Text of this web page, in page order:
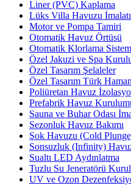
Liner (PVC) Kaplama
Lüks Villa Havuzu İmalatı
Motor ve Pompa Tamiri
Otomatik Havuz Örtüsü
Otomatik Klorlama
Özel Jakuzi ve Spa
Özel Tasarım Şelaleler
Özel Tasarım Türk
Poliüretan Havuz
Prefabrik Havuz
Sauna ve Buhar Odası
Sezonluk Havuz Bakımı
Şok Havuzu (Cold
Sonsuzluk (Infinity)
Sualtı LED Aydınlatma
Tuzlu Su Jeneratörü
UV ve Ozon